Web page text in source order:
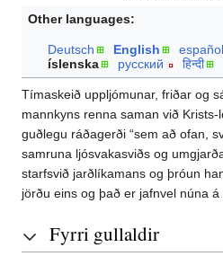
Other languages:
Deutsch English español
íslenska
русский हिन्दी
Tímaskeið uppljómunar, friðar og
mannkyns renna saman við
guðlegu ráðagerði “sem að ofan,
samruna ljósvakasviðs og
starfsvið jarðlíkamans og þróun
jörðu eins og það er jafnvel núna
Fyrri gullaldir